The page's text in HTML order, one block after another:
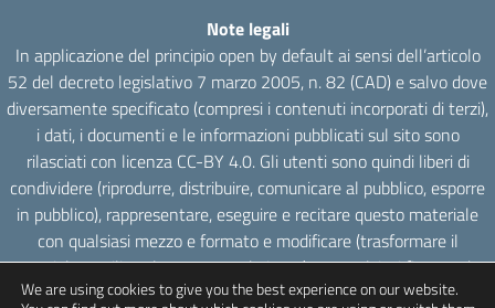
Note legali
In applicazione del principio open by default ai sensi dell’articolo
52 del decreto legislativo 7 marzo 2005, n. 82 (CAD) e salvo dove
diversamente specificato (compresi i contenuti incorporati di terzi),
i dati, i documenti e le informazioni pubblicati sul sito sono
rilasciati con licenza CC-BY 4.0. Gli utenti sono quindi liberi di
condividere (riprodurre, distribuire, comunicare al pubblico, esporre
in pubblico), rappresentare, eseguire e recitare questo materiale
con qualsiasi mezzo e formato e modificare (trasformare il
materiale e utilizzarlo per opere derivate) per qualsiasi fine, anche
commerciale con il solo onere di attribuzione, senza apporre
We are using cookies to give you the best experience on our website.